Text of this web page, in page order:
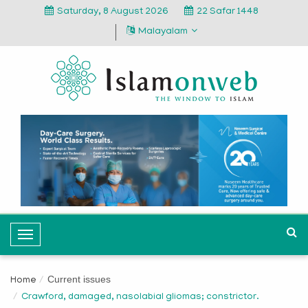
Saturday, 8 August 2026
22 Safar 1448
Malayalam
T
o
g
l
Home Current issues
Crawford, damaged, nasolabial gliomas; constrictor.